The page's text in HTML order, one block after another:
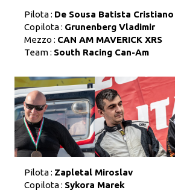
Pilota : De Sousa Batista Cristiano
Copilota : Grunenberg Vladimir
Mezzo : CAN AM MAVERICK XRS
Team : South Racing Can-Am
Pilota : Zapletal Miroslav
Copilota : Sykora Marek